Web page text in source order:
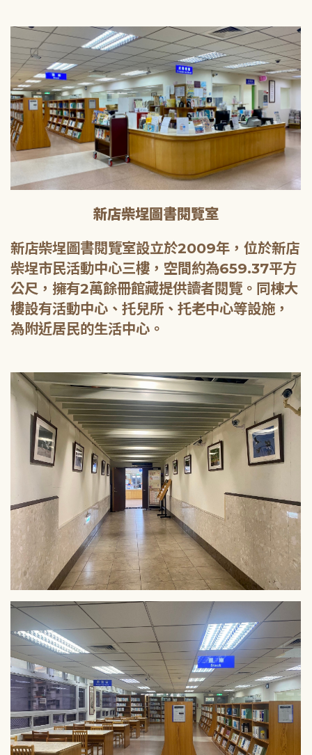
新店柴埕圖書閱覽室
新店柴埕圖書閱覽室設立於2009年，位於新店
柴埕市民活動中心三樓，空間約為659.37平方
公尺，擁有2萬餘冊館藏提供讀者閱覽。同棟大
樓設有活動中心、托兒所、托老中心等設施，
為附近居民的生活中心。